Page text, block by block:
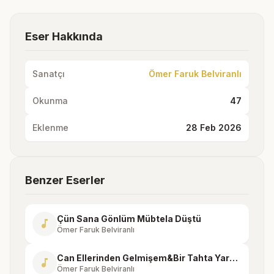
Eser Hakkında
Sanatçı Ömer Faruk Belviranlı
Okunma 47
Eklenme 28 Feb 2026
Benzer Eserler
music_note Çün Sana Gönlüm Mübtela Düştü
Ömer Faruk Belviranlı
music_note Can Ellerinden Gelmişem&Bir Tahta Yaratmışsın
Ömer Faruk Belviranlı